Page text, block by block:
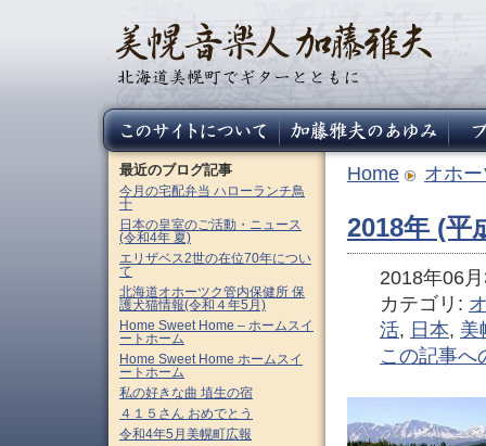
Home オホ
2018年 (平
2018年06
カテゴリ:
活, 日本, 美
この記事へ
最近のブログ記事
今月の宅配弁当 ハローランチ鳥
十
日本の皇室のご活動・ニュース
(令和4年 夏)
エリザベス2世の在位70年につい
て
北海道オホーツク管内保健所 保
護犬猫情報(令和４年5月)
Home Sweet Home – ホームスイ
ートホーム
Home Sweet Home ホームスイ
ートホーム
私の好きな曲 埴生の宿
４１５さん おめでとう
令和4年5月美幌町広報